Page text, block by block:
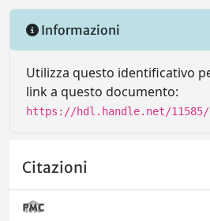
Informazioni
Utilizza questo identificativo
link a questo documento:
https://hdl.handle.net/11585/
Citazioni